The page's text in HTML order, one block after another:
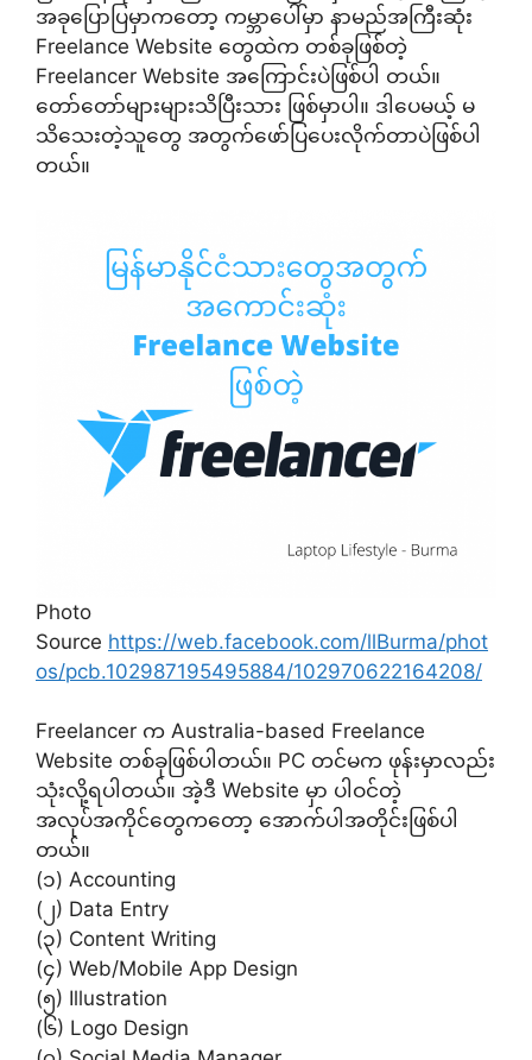
အခုပြောပြမှာကတော့ ကမ္ဘာပေါ်မှာ နာမည်အကြီးဆုံး
Freelance Website တွေထဲက တစ်ခုဖြစ်တဲ့
Freelancer Website အကြောင်းပဲဖြစ်ပါ တယ်။
တော်တော်များများသိပြီးသား ဖြစ်မှာပါ။ ဒါပေမယ့် မ
သိသေးတဲ့သူတွေ အတွက်ဖော်ပြပေးလိုက်တာပဲဖြစ်ပါ
တယ်။
Photo
Source https://web.facebook.com/llBurma/phot
os/pcb.102987195495884/102970622164208/
Freelancer က Australia-based Freelance
Website တစ်ခုဖြစ်ပါတယ်။ PC တင်မက ဖုန်းမှာလည်း
သုံးလို့ရပါတယ်။ အဲ့ဒီ Website မှာ ပါဝင်တဲ့
အလုပ်အကိုင်တွေကတော့ အောက်ပါအတိုင်းဖြစ်ပါ
တယ်။
(၁) Accounting
(၂) Data Entry
(၃) Content Writing
(၄) Web/Mobile App Design
(၅) Illustration
(၆) Logo Design